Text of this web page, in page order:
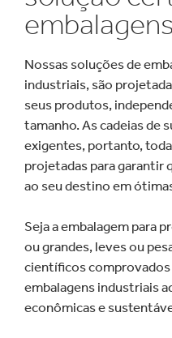
Nossas soluções de
industriais, são
seus produtos,
tamanho. As cadeias de
exigentes, portanto,
projetadas para garantir
ao seu destino em
Seja a embalagem para
ou grandes, leves ou
científicos
embalagens industriais
econômicas e